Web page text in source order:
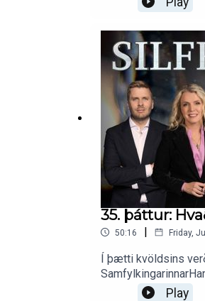
Árnason
35. þáttur:
50:16 | Friday,
Í þætti kvöldsins
formaður
Play